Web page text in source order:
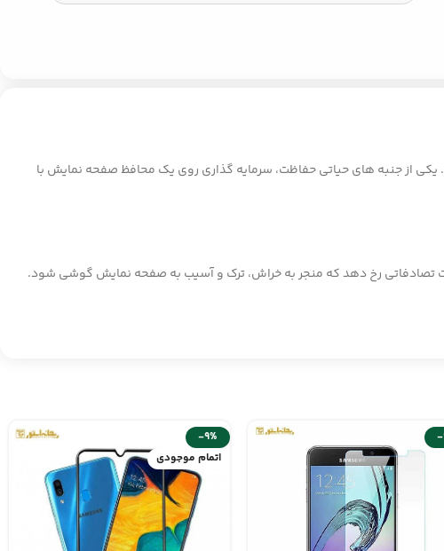
یکی از جنبه های حیاتی حفاظت، سرمایه گذاری روی یک محافظ صفحه نمایش با
تصادفاتی رخ دهد که منجر به خراش، ترک و آسیب به صفحه نمایش گوشی شود.
-
-9%
اتمام موجودی